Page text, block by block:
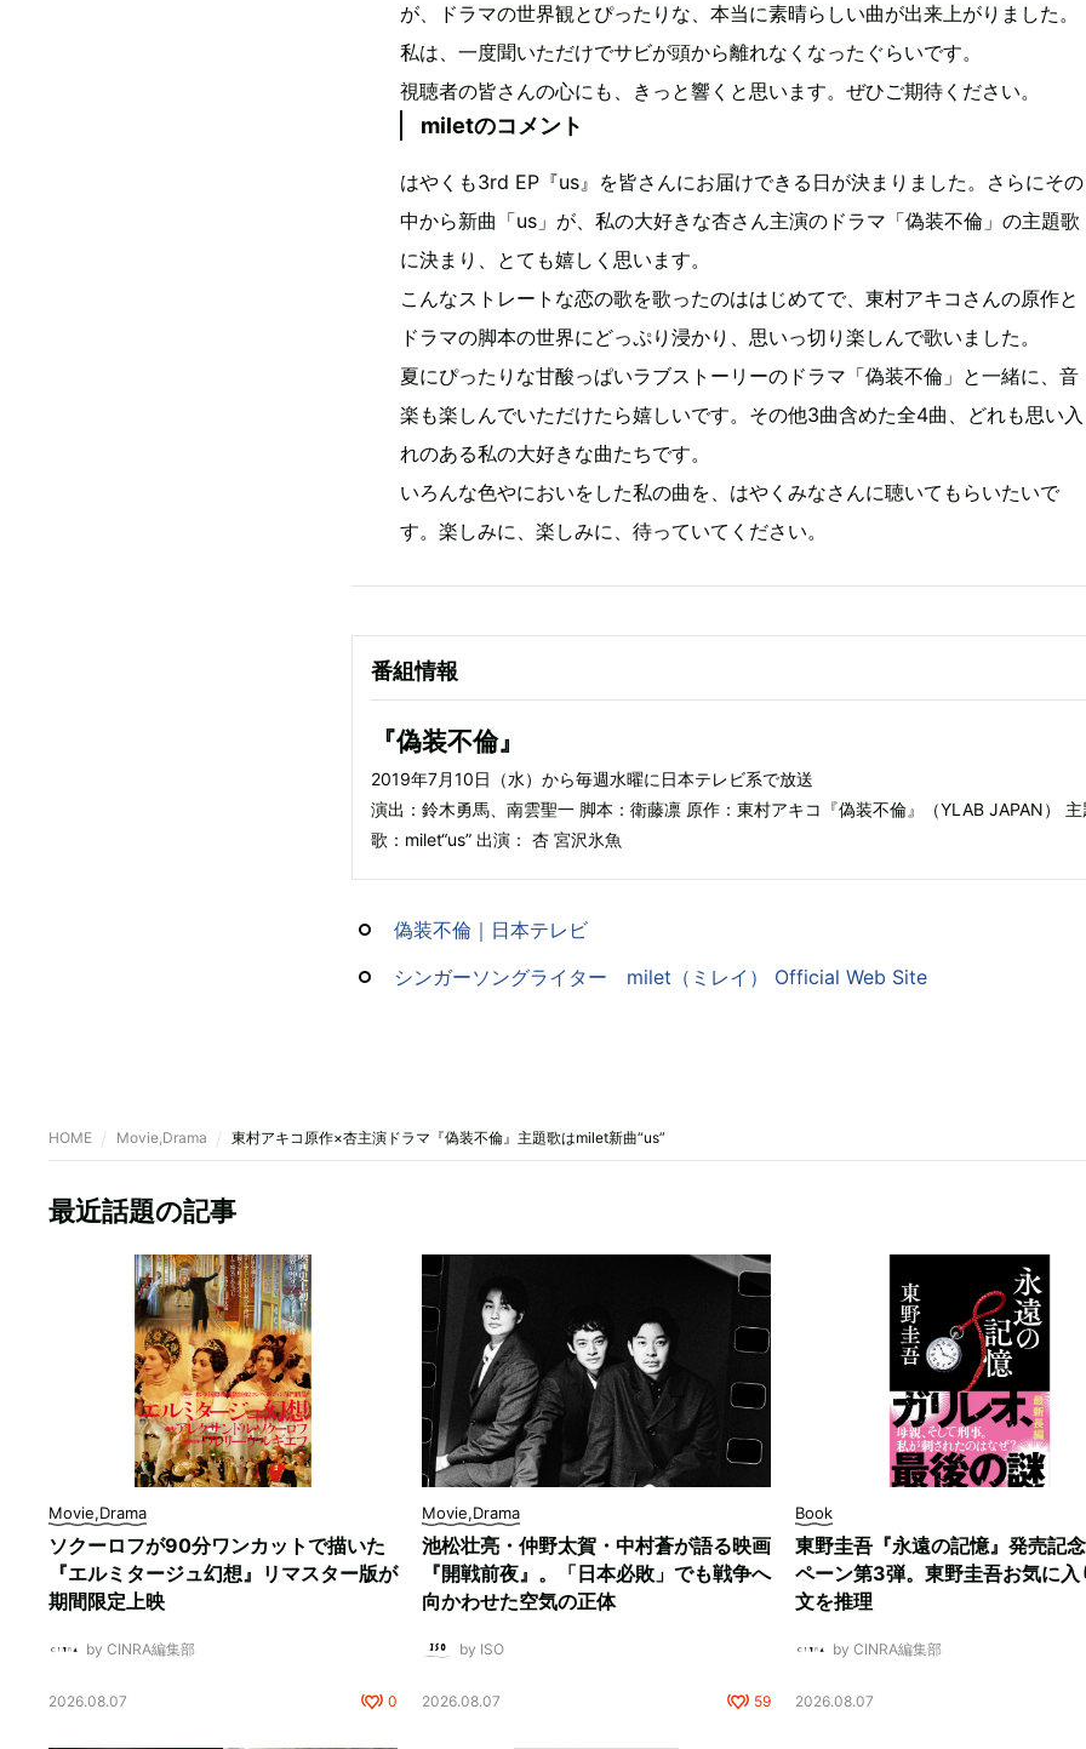
が、ドラマの世界観とぴったりな、本当に素晴らしい曲が出来上がりました。
私は、一度聞いただけでサビが頭から離れなくなったぐらいです。
視聴者の皆さんの心にも、きっと響くと思います。ぜひご期待ください。
miletのコメント
はやくも3rd EP『us』を皆さんにお届けできる日が決まりました。さらにその
中から新曲「us」が、私の大好きな杏さん主演のドラマ「偽装不倫」の主題歌
に決まり、とても嬉しく思います。
こんなストレートな恋の歌を歌ったのははじめてで、東村アキコさんの原作と
ドラマの脚本の世界にどっぷり浸かり、思いっ切り楽しんで歌いました。
夏にぴったりな甘酸っぱいラブストーリーのドラマ「偽装不倫」と一緒に、音
楽も楽しんでいただけたら嬉しいです。その他3曲含めた全4曲、どれも思い入
れのある私の大好きな曲たちです。
いろんな色やにおいをした私の曲を、はやくみなさんに聴いてもらいたいで
す。楽しみに、楽しみに、待っていてください。
番組情報
『偽装不倫』
2019年7月10日（水）から毎週水曜に日本テレビ系で放送
演出：鈴木勇馬、南雲聖一 脚本：衛藤凛 原作：東村アキコ『偽装不倫』（YLAB JAPAN） 主
歌：milet“us” 出演： 杏 宮沢氷魚
偽装不倫｜日本テレビ
シンガーソングライター milet（ミレイ） Official Web Site
HOME Movie,Drama 東村アキコ原作×杏主演ドラマ『偽装不倫』主題歌はmilet新曲“us”
最近話題の記事
Movie,Drama
ソクーロフが90分ワンカットで描いた
『エルミタージュ幻想』リマスター版が
期間限定上映
by CINRA編集部
2026.08.07 0
Movie,Drama
池松壮亮・仲野太賀・中村蒼が語る映画
『開戦前夜』。「日本必敗」でも戦争へ
向かわせた空気の正体
by ISO
2026.08.07 59
Book
東野圭吾『永遠の記憶』発売記
ペーン第3弾。東野圭吾お気に入
文を推理
by CINRA編集部
2026.08.07